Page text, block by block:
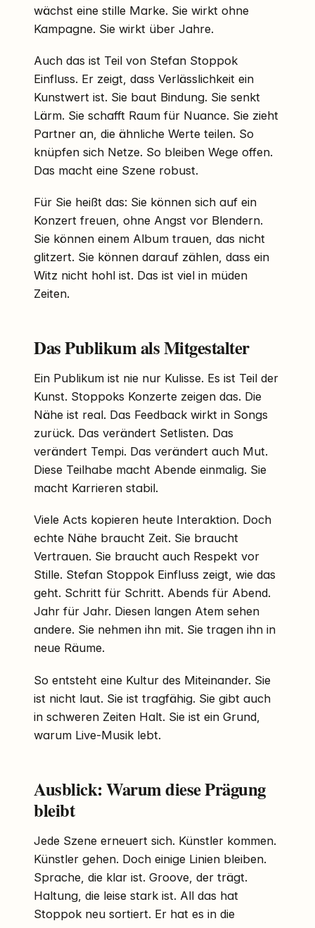
wächst eine stille Marke. Sie wirkt ohne
Kampagne. Sie wirkt über Jahre.
Auch das ist Teil von Stefan Stoppok
Einfluss. Er zeigt, dass Verlässlichkeit ein
Kunstwert ist. Sie baut Bindung. Sie senkt
Lärm. Sie schafft Raum für Nuance. Sie zieht
Partner an, die ähnliche Werte teilen. So
knüpfen sich Netze. So bleiben Wege offen.
Das macht eine Szene robust.
Für Sie heißt das: Sie können sich auf ein
Konzert freuen, ohne Angst vor Blendern.
Sie können einem Album trauen, das nicht
glitzert. Sie können darauf zählen, dass ein
Witz nicht hohl ist. Das ist viel in müden
Zeiten.
Das Publikum als Mitgestalter
Ein Publikum ist nie nur Kulisse. Es ist Teil der
Kunst. Stoppoks Konzerte zeigen das. Die
Nähe ist real. Das Feedback wirkt in Songs
zurück. Das verändert Setlisten. Das
verändert Tempi. Das verändert auch Mut.
Diese Teilhabe macht Abende einmalig. Sie
macht Karrieren stabil.
Viele Acts kopieren heute Interaktion. Doch
echte Nähe braucht Zeit. Sie braucht
Vertrauen. Sie braucht auch Respekt vor
Stille. Stefan Stoppok Einfluss zeigt, wie das
geht. Schritt für Schritt. Abends für Abend.
Jahr für Jahr. Diesen langen Atem sehen
andere. Sie nehmen ihn mit. Sie tragen ihn in
neue Räume.
So entsteht eine Kultur des Miteinander. Sie
ist nicht laut. Sie ist tragfähig. Sie gibt auch
in schweren Zeiten Halt. Sie ist ein Grund,
warum Live-Musik lebt.
Ausblick: Warum diese Prägung
bleibt
Jede Szene erneuert sich. Künstler kommen.
Künstler gehen. Doch einige Linien bleiben.
Sprache, die klar ist. Groove, der trägt.
Haltung, die leise stark ist. All das hat
Stoppok neu sortiert. Er hat es in die